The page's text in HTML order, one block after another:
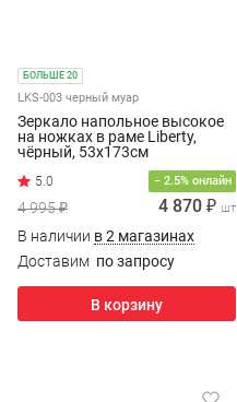
БОЛЬШЕ 20
LKS-003 черный муар
Зеркало напольное высокое
на ножках в раме Liberty,
чёрный, 53х173см
− 2.5% онлайн
4 995 ₽ 4 870 ₽ шт
В наличии в 2 магазинах
Доставим по запросу
В корзину